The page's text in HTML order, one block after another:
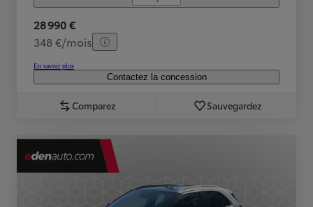
28 990 €
348 €/mois
En savoir plus
Contactez la concession
Comparez Sauvegardez